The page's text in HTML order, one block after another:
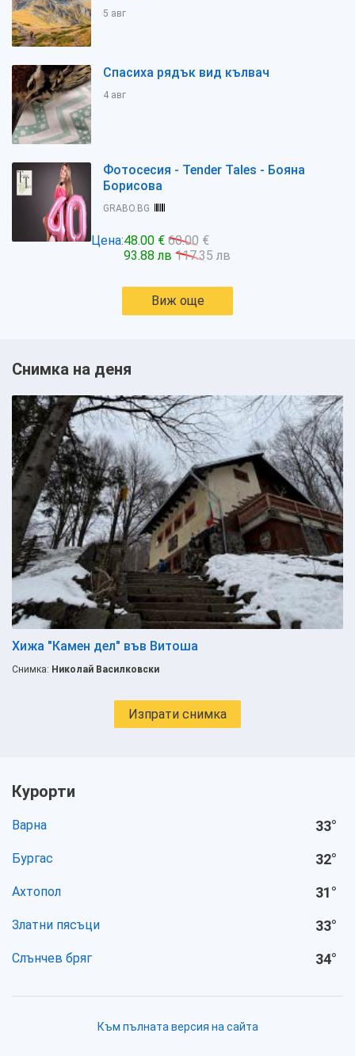
5 авг
Спасиха рядък вид кълвач
4 авг
Фотосесия - Tender Tales - Бояна
Борисова
GRABO.BG
Цена:48.00 € 60.00 €
93.88 лв 117.35 лв
Виж още
Снимка на деня
Хижа "Камен дел" във Витоша
Снимка: Николай Василковски
Изпрати снимка
Курорти
Варна 33°
Бургас 32°
Ахтопол 31°
Златни пясъци 33°
Слънчев бряг 34°
Към пълната версия на сайта